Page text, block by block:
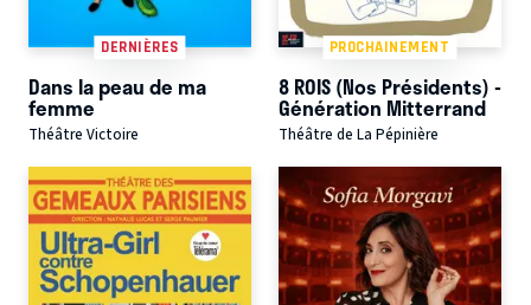
DERNIÈRES
Dans la peau de ma
femme
Théâtre Victoire
PROCHAINEMENT
8 ROIS (Nos Présidents) -
Génération Mitterrand
Théâtre de La Pépinière